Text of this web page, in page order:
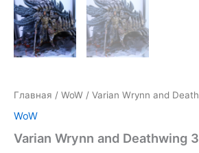
Главная / WoW / Varian Wrynn and
WoW
Varian Wrynn and Deathwing